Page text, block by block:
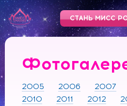
СТАНЬ МИСС
2005 2006 2007
2010
2011 2012